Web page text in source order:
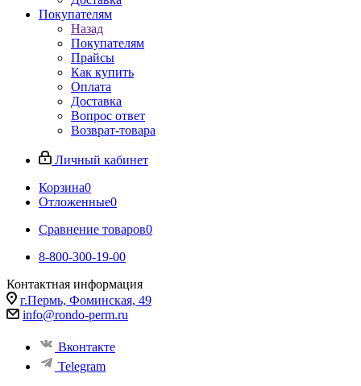
Покупателям
Назад
Покупателям
Прайсы
Как купить
Оплата
Доставка
Вопрос ответ
Возврат-товара
Личный кабинет
Корзина0
Отложенные0
Сравнение товаров0
8-800-300-19-00
Контактная информация
г.Пермь, Фоминская, 49
info@rondo-perm.ru
Вконтакте
Telegram